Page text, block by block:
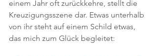
einem Jahr oft zurückkehre, stellt die
Kreuzigungsszene dar. Etwas unterhalb
von ihr steht auf einem Schild etwas,
das mich zum Glück begleitet: